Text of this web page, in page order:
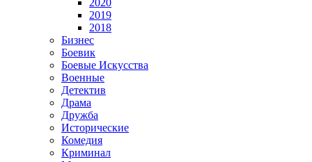
2020
2019
2018
Бизнес
Боевик
Боевые Искусства
Военные
Детектив
Драма
Дружба
Исторические
Комедия
Криминал